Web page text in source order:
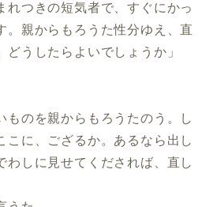
れつきの短気者で、すぐにかっ
。親からもろうた性分ゆえ、直
どうしたらよいでしょうか」
ものを親からもろうたのう。し
こに、ござるか。あるなら出し
わしに見せてくだされば、直し